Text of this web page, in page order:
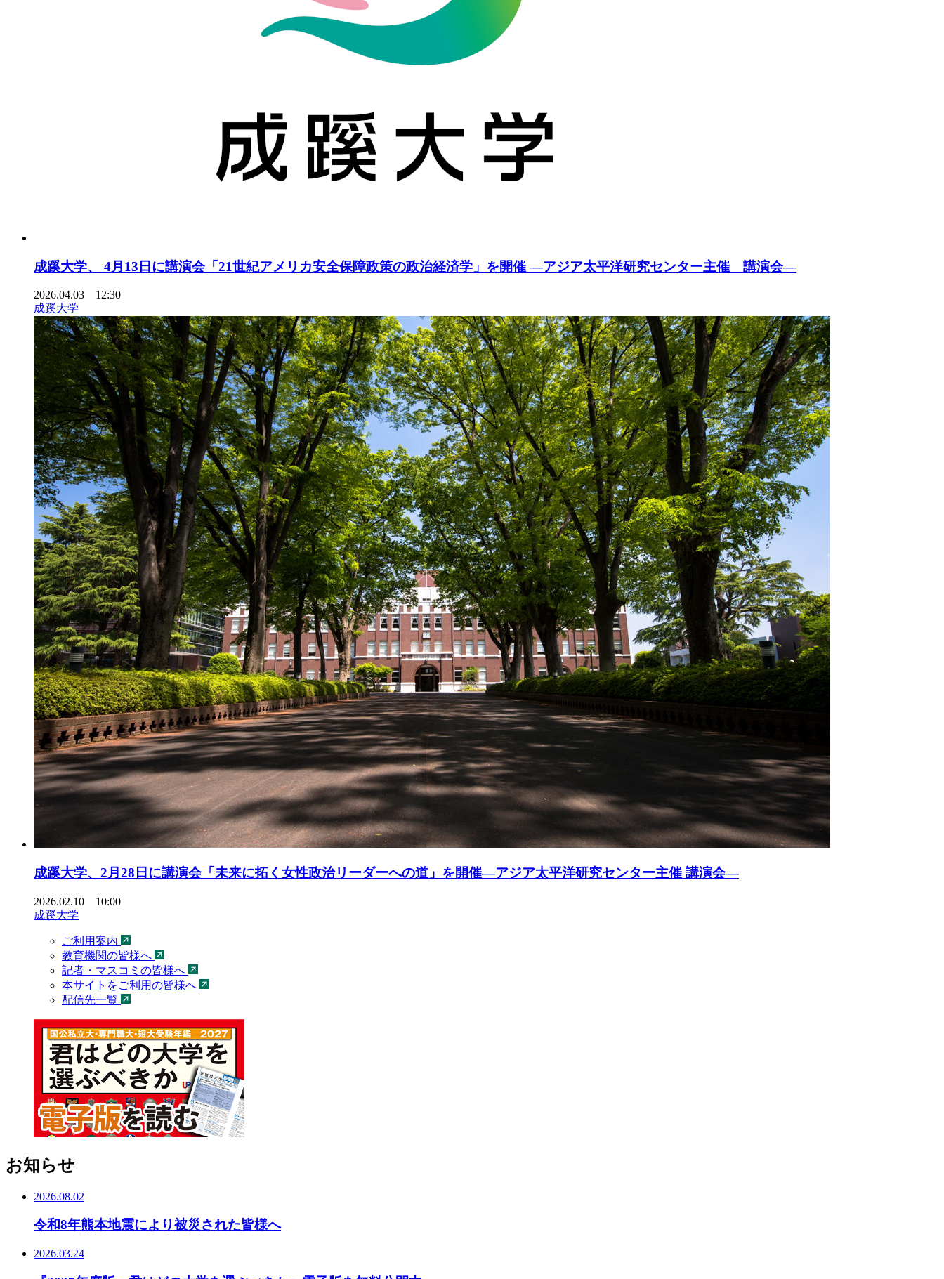
成蹊大学、 4月13日に講演会「21世紀アメリカ安全保障政策の政治経済学」を開催 ―アジア太平洋研究センター主催 講演会―
2026.04.03 12:30
成蹊大学
成蹊大学、2月28日に講演会「未来に拓く女性政治リーダーへの道」を開催―アジア太平洋研究センター主催 講演会―
2026.02.10 10:00
成蹊大学
ご利用案内
教育機関の皆様へ
記者・マスコミの皆様へ
本サイトをご利用の皆様へ
配信先一覧
お知らせ
2026.08.02
令和8年熊本地震により被災された皆様へ
2026.03.24